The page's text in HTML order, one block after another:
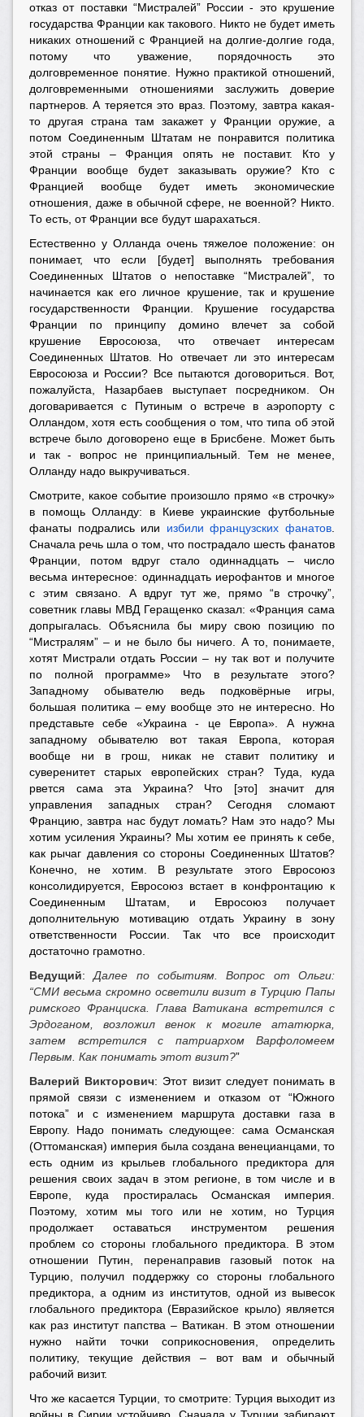
отказ от поставки “Мистралей” России - это крушение
государства Франции как такового. Никто не будет иметь
никаких отношений с Францией на долгие-долгие года,
потому что уважение, порядочность это
долговременное понятие. Нужно практикой отношений,
долговременными отношениями заслужить доверие
партнеров. А теряется это враз. Поэтому, завтра какая-
то другая страна там закажет у Франции оружие, а
потом Соединенным Штатам не понравится политика
этой страны – Франция опять не поставит. Кто у
Франции вообще будет заказывать оружие? Кто с
Францией вообще будет иметь экономические
отношения, даже в обычной сфере, не военной? Никто.
То есть, от Франции все будут шарахаться.
Естественно у Олланда очень тяжелое положение: он
понимает, что если [будет] выполнять требования
Соединенных Штатов о непоставке “Мистралей”, то
начинается как его личное крушение, так и крушение
государственности Франции. Крушение государства
Франции по принципу домино влечет за собой
крушение Евросоюза, что отвечает интересам
Соединенных Штатов. Но отвечает ли это интересам
Евросоюза и России? Все пытаются договориться. Вот,
пожалуйста, Назарбаев выступает посредником. Он
договаривается с Путиным о встрече в аэропорту с
Олландом, хотя есть сообщения о том, что типа об этой
встрече было договорено еще в Брисбене. Может быть
и так - вопрос не принципиальный. Тем не менее,
Олланду надо выкручиваться.
Смотрите, какое событие произошло прямо «в строчку»
в помощь Олланду: в Киеве украинские футбольные
фанаты подрались или избили французских фанатов
Сначала речь шла о том, что пострадало шесть фанатов
Франции, потом вдруг стало одиннадцать – число
весьма интересное: одиннадцать иерофантов и многое
с этим связано. А вдруг тут же, прямо “в строчку”,
советник главы МВД Геращенко сказал: «Франция сама
допрыгалась. Объяснила бы миру свою позицию по
“Мистралям” – и не было бы ничего. А то, понимаете,
хотят Мистрали отдать России – ну так вот и получите
по полной программе» Что в результате этого?
Западному обывателю ведь подковёрные игры,
большая политика – ему вообще это не интересно. Но
представьте себе «Украина - це Европа». А нужна
западному обывателю вот такая Европа, которая
вообще ни в грош, никак не ставит политику и
суверенитет старых европейских стран? Туда, куда
рвется сама эта Украина? Что [это] значит для
управления западных стран? Сегодня сломают
Францию, завтра нас будут ломать? Нам это надо? Мы
хотим усиления Украины? Мы хотим ее принять к себе,
как рычаг давления со стороны Соединенных Штатов?
Конечно, не хотим. В результате этого Евросоюз
консолидируется, Евросоюз встает в конфронтацию к
Соединенным Штатам, и Евросоюз получает
дополнительную мотивацию отдать Украину в зону
ответственности России. Так что все происходит
достаточно грамотно.
Ведущий:Далее по событиям. Вопрос от Ольги:
“СМИ весьма скромно осветили визит в Турцию Папы
римского Франциска. Глава Ватикана встретился с
Эрдоганом, возложил венок к могиле ататюрка,
затем встретился с патриархом Варфоломеем
Первым. Как понимать этот визит?”
Валерий Викторович: Этот визит следует понимать в
прямой связи с изменением и отказом от “Южного
потока” и с изменением маршрута доставки газа в
Европу. Надо понимать следующее: сама Османская
(Оттоманская) империя была создана венецианцами, то
есть одним из крыльев глобального предиктора для
решения своих задач в этом регионе, в том числе и в
Европе, куда простиралась Османская империя.
Поэтому, хотим мы того или не хотим, но Турция
продолжает оставаться инструментом решения
проблем со стороны глобального предиктора. В этом
отношении Путин, перенаправив газовый поток на
Турцию, получил поддержку со стороны глобального
предиктора, а одним из институтов, одной из вывесок
глобального предиктора (Евразийское крыло) является
как раз институт папства – Ватикан. В этом отношении
нужно найти точки соприкосновения, определить
политику, текущие действия – вот вам и обычный
рабочий визит.
Что же касается Турции, то смотрите: Турция выходит из